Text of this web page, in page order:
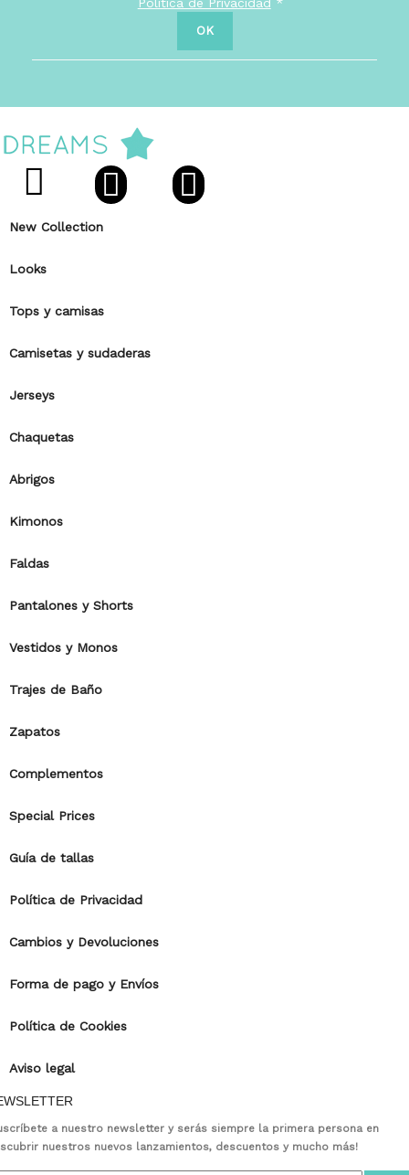
New Collection
Looks
Tops y camisas
Camisetas y sudaderas
Jerseys
Chaquetas
Abrigos
Kimonos
Faldas
Pantalones y Shorts
Vestidos y Monos
Trajes de Baño
Zapatos
Complementos
Special Prices
Guía de tallas
Política de Privacidad
Cambios y Devoluciones
Forma de pago y Envíos
Política de Cookies
Aviso legal
a nuestro newsletter y serás siempre la primera persona en
nuestros nuevos lanzamientos, descuentos y mucho más!